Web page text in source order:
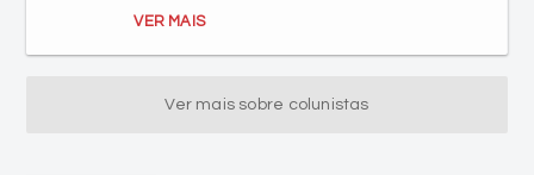
VER MAIS
Ver mais sobre colunistas